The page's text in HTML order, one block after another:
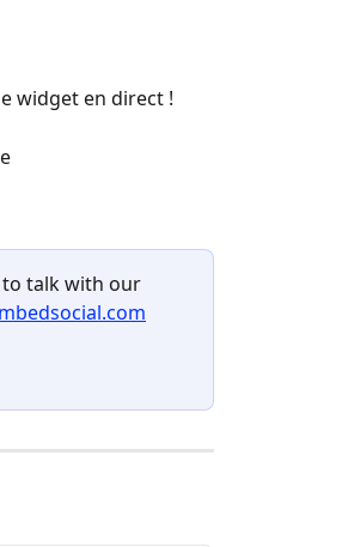
widget en direct !
talk with our